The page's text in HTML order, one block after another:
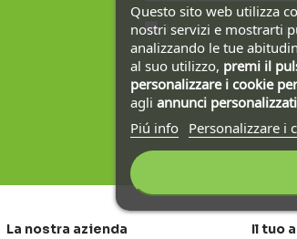
Ho letto e accetto la
La nostra azienda
Il tuo
Questo sito web utilizza
nostri servizi e mostrarti
analizzando le tue
al suo utilizzo, premi il
personalizzare i cookie
agli annunci
Piú info
Personalizzare i